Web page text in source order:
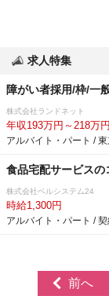
求人特集
障がい者採用/枠/一
株式会社ランドネット
年収193万円～218万円
アルバイト・パート /
食品宅配サービス
株式会社ベルシステム24
時給1,300円
アルバイト・パート /
前へ